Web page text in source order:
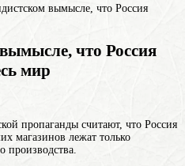
вымысле, что Россия
что Россия
мир
пропаганды считают, что Россия
магазинов лежат только
производства.